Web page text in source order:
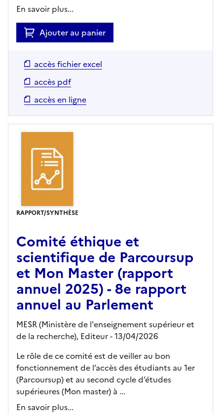
En savoir plus...
Ajouter au panier
accès fichier excel
accès pdf
accès en ligne
RAPPORT/SYNTHÈSE
Comité éthique et
scientifique de Parcoursup
et Mon Master (rapport
annuel 2025) - 8e rapport
annuel au Parlement
MESR (Ministère de l'enseignement supérieur et
de la recherche), Editeur- 13/04/2026
Le rôle de ce comité est de veiller au bon
fonctionnement de l’accès des étudiants au 1er
(Parcoursup) et au second cycle d’études
supérieures (Mon master) à ...
En savoir plus...